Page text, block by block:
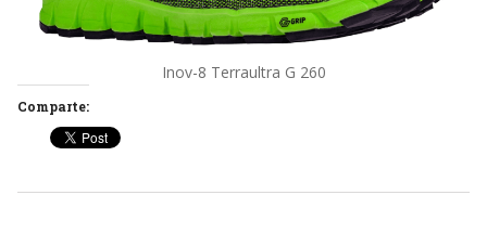
Inov-8 Terraultra G 260
Comparte: